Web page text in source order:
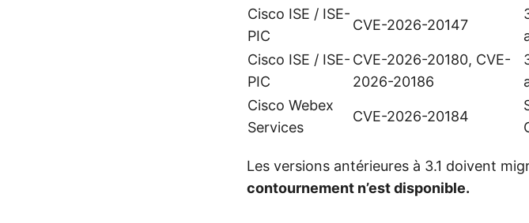
Cisco ISE / ISE-
PIC
CVE-2026-20147
Cisco ISE / ISE-
PIC
CVE-2026-20180, CVE-
2026-20186
Cisco Webex
Services
CVE-2026-20184
Les versions antérieures à 3.1 doivent
contournement n’est disponible.